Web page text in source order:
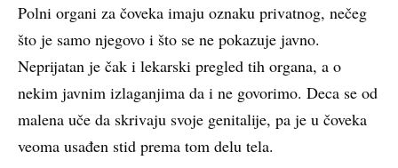
Polni organi za čoveka imaju oznaku privatnog, nečeg
što je samo njegovo i što se ne pokazuje javno.
Neprijatan je čak i lekarski pregled tih organa, a o
nekim javnim izlaganjima da i ne govorimo. Deca se od
malena uče da skrivaju svoje genitalije, pa je u čoveka
veoma usađen stid prema tom delu tela.